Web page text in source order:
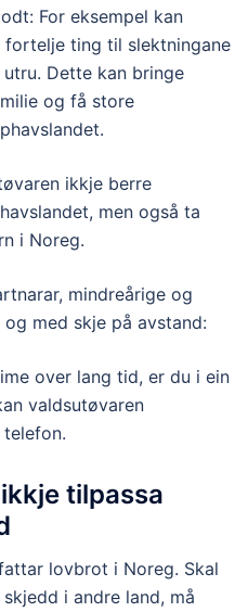
For eksempel kan
ting til slektningane
Dette kan bringe
og få store
ikkje berre
men også ta
i Noreg.
mindreårige og
med skje på avstand:
over lang tid, er du i ein
valdsutøvaren
tilpassa
lovbrot i Noreg. Skal
i andre land, må